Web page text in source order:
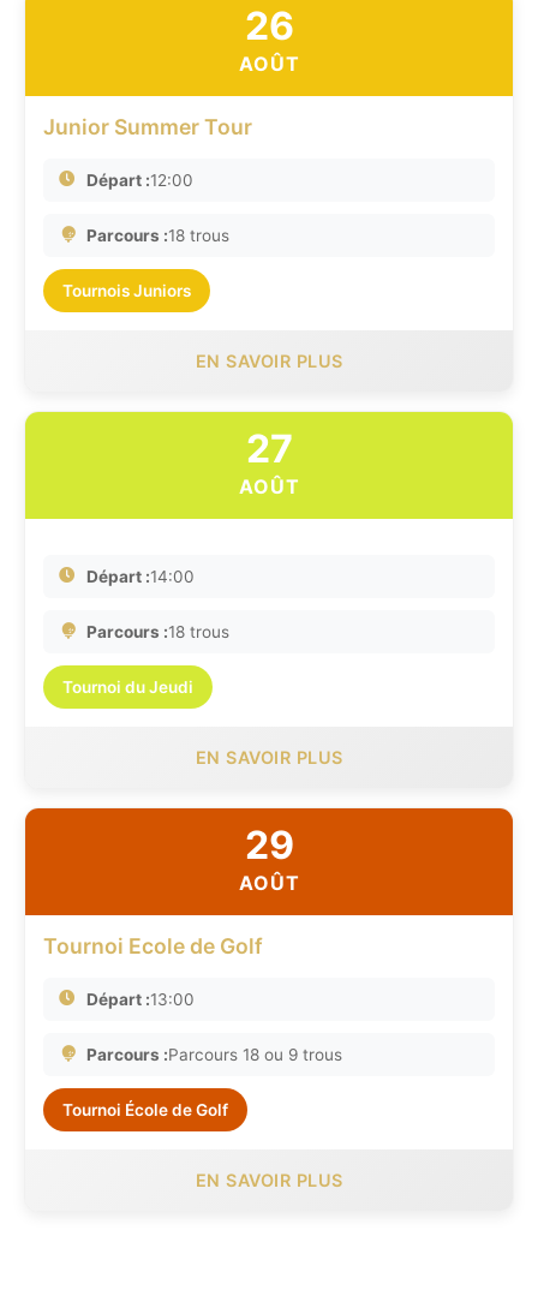
26
AOÛT
Junior Summer Tour
Départ :12:00
Parcours :18 trous
Tournois Juniors
EN SAVOIR PLUS
27
AOÛT
Départ :14:00
Parcours :18 trous
Tournoi du Jeudi
EN SAVOIR PLUS
29
AOÛT
Tournoi Ecole de Golf
Départ :13:00
Parcours :Parcours 18 ou 9 trous
Tournoi École de Golf
EN SAVOIR PLUS